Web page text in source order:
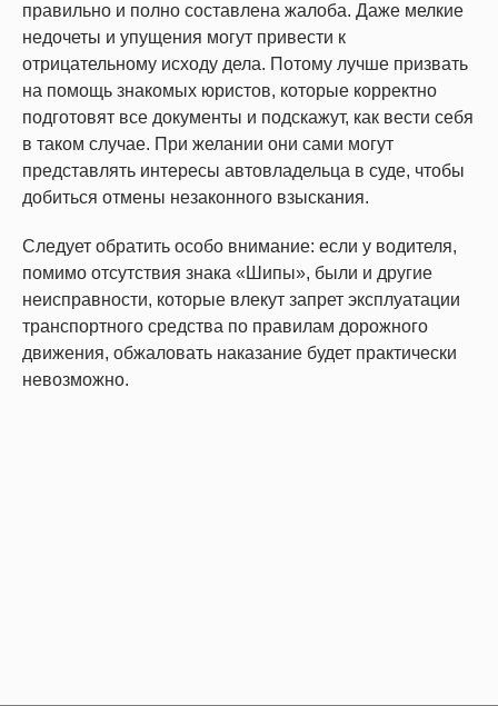
правильно и полно составлена жалоба. Даже мелкие
недочеты и упущения могут привести к
отрицательному исходу дела. Потому лучше призвать
на помощь знакомых юристов, которые корректно
подготовят все документы и подскажут, как вести себя
в таком случае. При желании они сами могут
представлять интересы автовладельца в суде, чтобы
добиться отмены незаконного взыскания.
Следует обратить особо внимание: если у водителя,
помимо отсутствия знака «Шипы», были и другие
неисправности, которые влекут запрет эксплуатации
транспортного средства по правилам дорожного
движения, обжаловать наказание будет практически
невозможно.